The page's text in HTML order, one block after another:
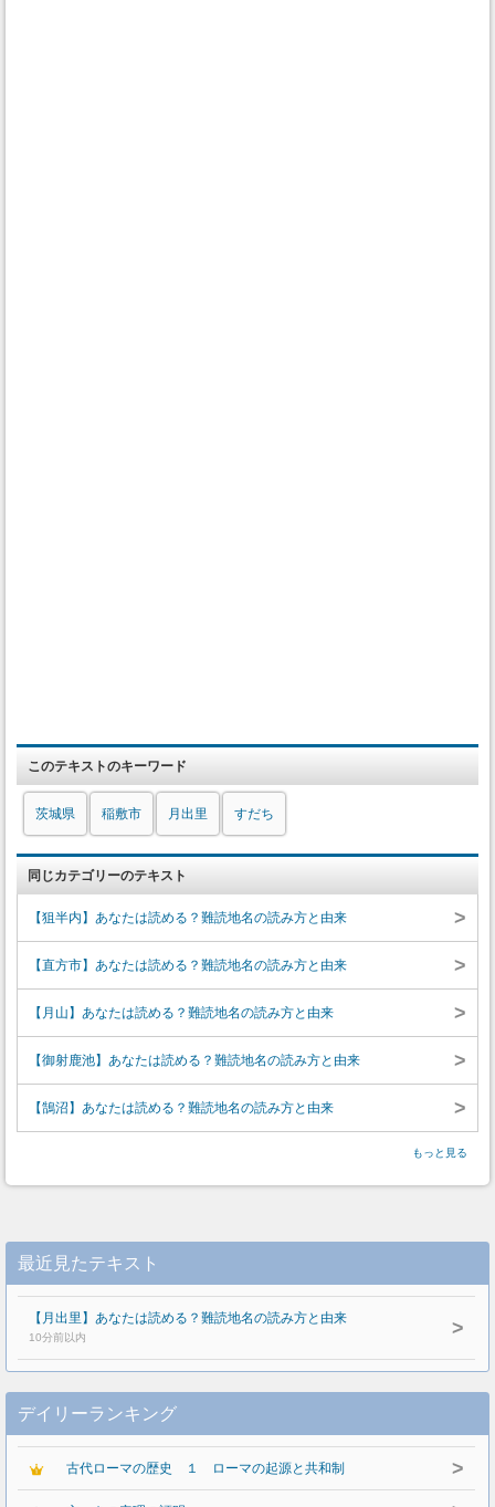
このテキストのキーワード
茨城県 稲敷市 月出里 すだち
同じカテゴリーのテキスト
【狙半内】あなたは読める？難読地名の読み方と由来 >
【直方市】あなたは読める？難読地名の読み方と由来 >
【月山】あなたは読める？難読地名の読み方と由来 >
【御射鹿池】あなたは読める？難読地名の読み方と由来 >
【鵠沼】あなたは読める？難読地名の読み方と由来 >
もっと見る
最近見たテキスト
【月出里】あなたは読める？難読地名の読み方と由来
10分前以内 >
デイリーランキング
古代ローマの歴史 １ ローマの起源と共和制 >